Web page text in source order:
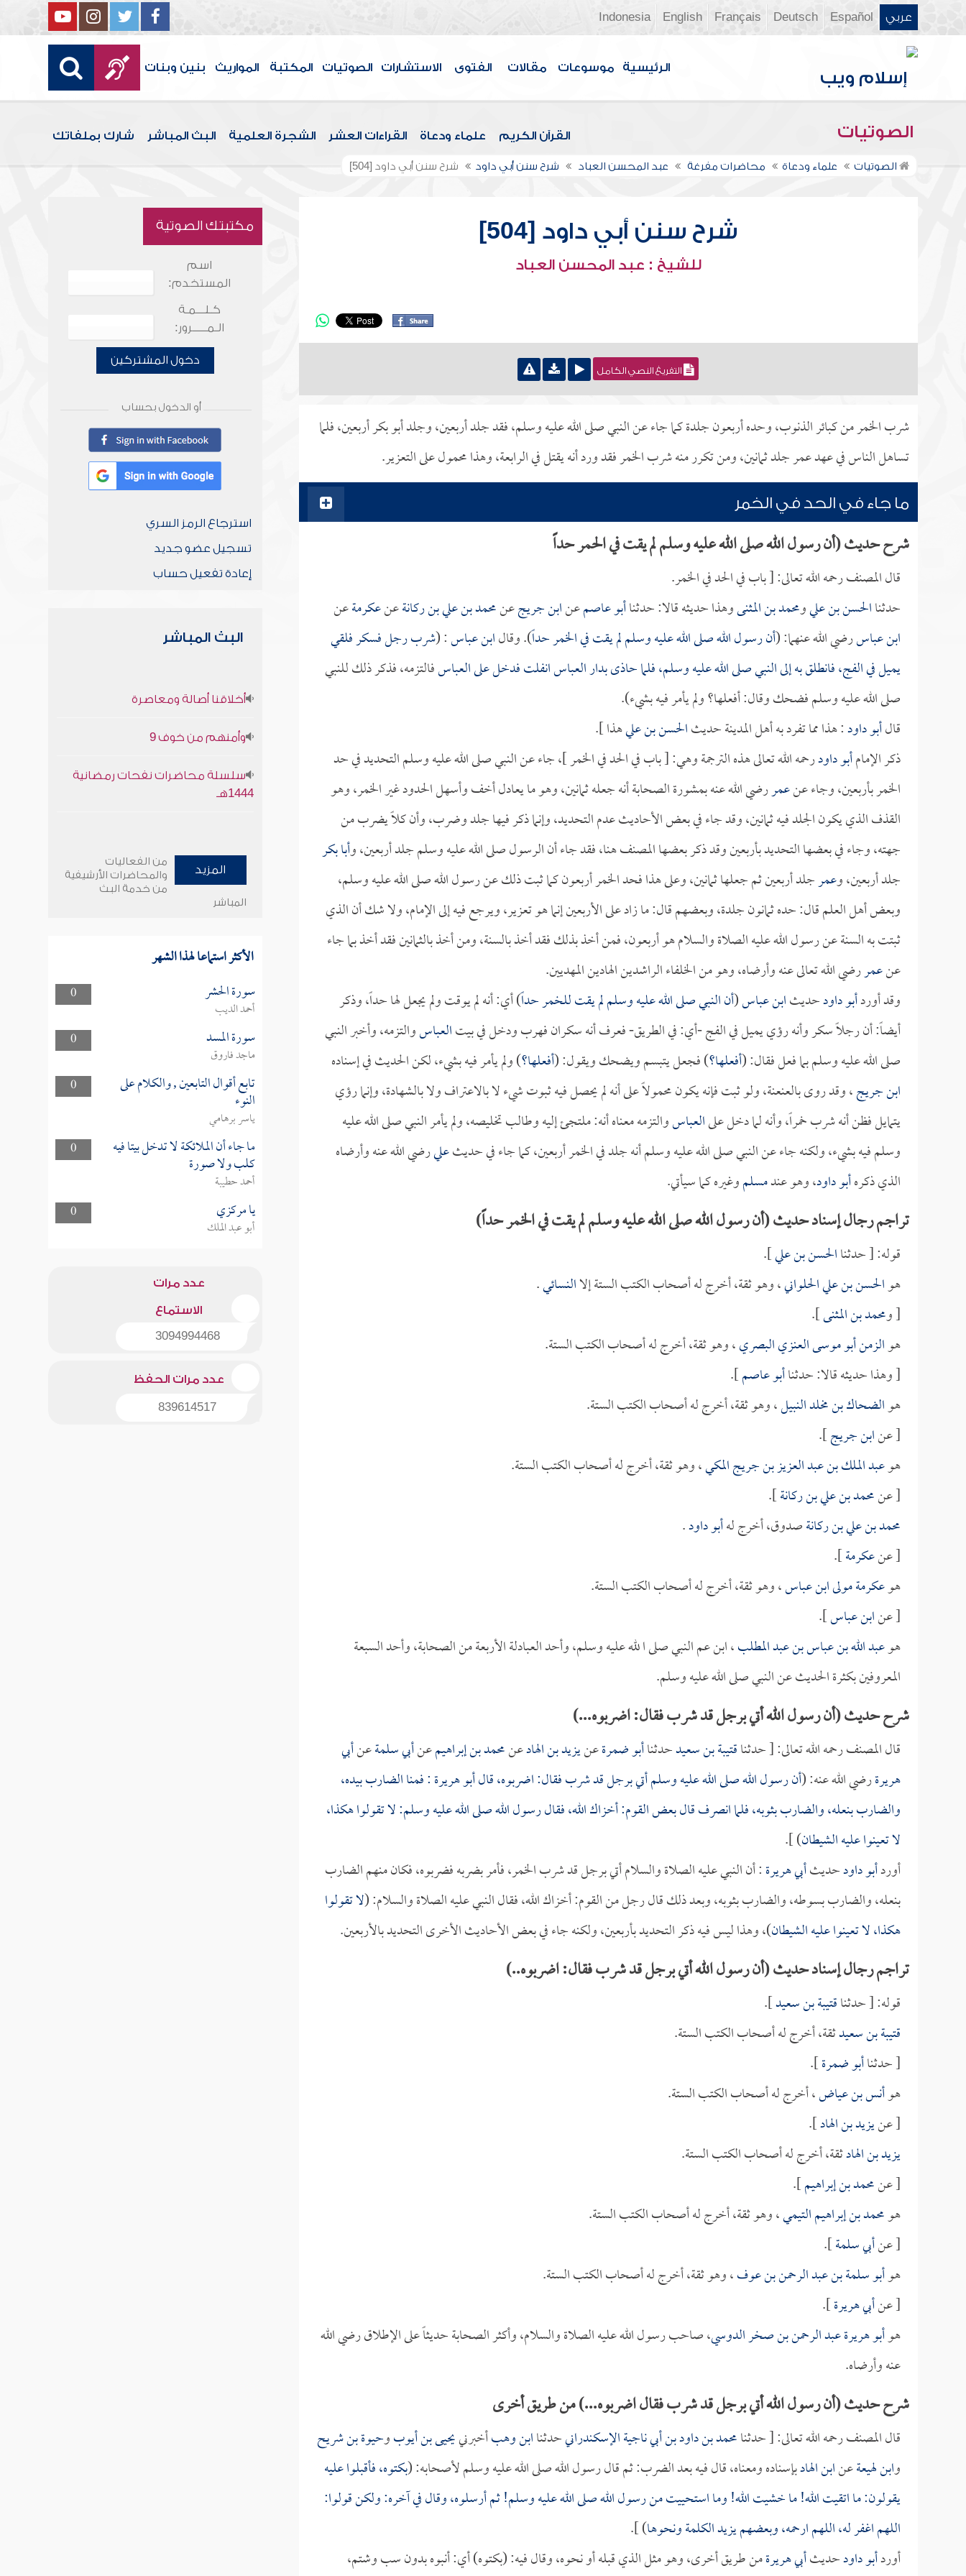
عربي Español
Deutsch
Français
English
Indonesia
الرئيسية موسوعات مقالات الفتوى الاستشارات الصوتيات المكتبة المواريث بنين وبنات
الصوتيات القرآن الكريم علماء ودعاة القراءات العشر الشجرة العلمية البث المباشر شارك بملفاتك
الصوتيات علماء ودعاة محاضرات مفرغة عبد المحسن العباد شرح سنن أبي داود شرح سنن أبي داود [504]
شرح سنن أبي داود [504]
للشيخ : عبد المحسن العباد
التفريغ النصي الكامل
شرب الخمر من كبائر الذنوب، وحده أربعون جلدة كما جاء عن النبي صلى الله عليه وسلم، فقد جلد أربعين، وجلد أبو بكر أربعين، فلما
تساهل الناس في عهد عمر جلد ثمانين، ومن تكرر منه شرب الخمر فقد ورد أنه يقتل في الرابعة، وهذا محمول على التعزير.
ما جاء في الحد في الخمر
شرح حديث (أن رسول الله صلى الله عليه وسلم لم يقت في الحمر حداً
قال المصنف رحمه الله تعالى: [ باب في الحد في الخمر.
حدثناالحسن بن عليومحمد بن المثنىوهذا حديثه قالا: حدثناأبو عاصمعنابن جريجعنمحمد بن علي بن ركانةعنعكرمةعن
ابن عباسرضي الله عنهما: (أن رسول الله صلى الله عليه وسلم لم يقت في الخمر حداً). وقالابن عباس: (شرب رجل فسكر فلقي
يميل في الفج، فانطلق به إلى النبي صلى الله عليه وسلم، فلما حاذى بدارالعباسانفلت فدخل علىالعباسفالتزمه، فذكر ذلك للنبي
صلى الله عليه وسلم فضحك وقال: أفعلها؟ ولم يأمر فيه بشيء).
قالأبو داود: هذا مما تفرد به أهل المدينة حديثالحسن بن عليهذا ].
ذكر الإمامأبو داودرحمه الله تعالى هذه الترجمة وهي: [ باب في الحد في الخمر ]، جاء عن النبي صلى الله عليه وسلم التحديد في حد
الخمر بأربعين، وجاء عنعمررضي الله عنه بمشورة الصحابة أنه جعله ثمانين، وهو ما يعادل أخف وأسهل الحدود غير الخمر، وهو
القذف الذي يكون الجلد فيه ثمانين، وقد جاء في بعض الأحاديث عدم التحديد، وإنما ذكر فيها جلد وضرب، وأن كلاً يضرب من
جهته، وجاء في بعضها التحديد بأربعين وقد ذكر بعضها المصنف هنا، فقد جاء أن الرسول صلى الله عليه وسلم جلد أربعين، وأبا بكر
جلد أربعين، وعمرجلد أربعين ثم جعلها ثمانين، وعلى هذا فحد الخمر أربعون كما ثبت ذلك عن رسول الله صلى الله عليه وسلم،
وبعض أهل العلم قال: حده ثمانون جلدة، وبعضهم قال: ما زاد على الأربعين إنما هو تعزير، ويرجع فيه إلى الإمام، ولا شك أن الذي
ثبتت به السنة عن رسول الله عليه الصلاة والسلام هو أربعون، فمن أخذ بذلك فقد أخذ بالسنة، ومن أخذ بالثمانين فقد أخذ بما جاء
عنعمررضي الله تعالى عنه وأرضاه، وهو من الخلفاء الراشدين الهادين المهديين.
وقد أوردأبو داودحديثابن عباس(أن النبي صلى الله عليه وسلم لم يقت للخمر حداً) أي: أنه لم يوقت ولم يجعل لها حداً، وذكر
أيضاً: أن رجلاً سكر وأنه رؤي يميل في الفج -أي: في الطريق- فعرف أنه سكران فهرب ودخل في بيتالعباسوالتزمه، وأخبر النبي
صلى الله عليه وسلم بما فعل فقال: (أفعلها؟) فجعل يتبسم ويضحك ويقول: (أفعلها؟) ولم يأمر فيه بشيء، لكن الحديث في إسناده
ابن جريج، وقد روى بالعنعنة، ولو ثبت فإنه يكون محمولاً على أنه لم يحصل فيه ثبوت شيء لا بالاعتراف ولا بالشهادة، وإنما رؤي
يتمايل فظن أنه شرب خمراً، وأنه لما دخل علىالعباسوالتزمه معناه أنه: ملتجئ إليه وطالب تخليصه، ولم يأمر النبي صلى الله عليه
وسلم فيه بشيء، ولكنه جاء عن النبي صلى الله عليه وسلم أنه جلد في الخمر أربعين، كما جاء في حديثعليرضي الله عنه وأرضاه
الذي ذكرهأبو داود، وهو عندمسلموغيره كما سيأتي.
تراجم رجال إسناد حديث (أن رسول الله صلى الله عليه وسلم لم يقت في الخمر حداً)
قوله: [ حدثناالحسن بن علي].
هوالحسن بن علي الحلواني، وهو ثقة، أخرج له أصحاب الكتب الستة إلاالنسائي.
[ ومحمد بن المثنى].
هوالزمن أبو موسى العنزي البصري، وهو ثقة، أخرج له أصحاب الكتب الستة.
[ وهذا حديثه قالا: حدثناأبو عاصم].
هوالضحاك بن مخلد النبيل، وهو ثقة، أخرج له أصحاب الكتب الستة.
[ عنابن جريج].
هوعبد الملك بن عبد العزيز بن جريج المكي، وهو ثقة، أخرج له أصحاب الكتب الستة.
[ عنمحمد بن علي بن ركانة].
محمد بن علي بن ركانةصدوق، أخرج لهأبو داود.
[ عنعكرمة].
هوعكرمة مولى ابن عباس، وهو ثقة، أخرج له أصحاب الكتب الستة.
[ عنابن عباس].
هوعبد الله بن عباس بن عبد المطلب، ابن عم النبي صلى ا لله عليه وسلم، وأحد العبادلة الأربعة من الصحابة، وأحد السبعة
المعروفين بكثرة الحديث عن النبي صلى الله عليه وسلم.
شرح حديث (أن رسول الله أتي برجل قد شرب فقال: اضربوه...)
قال المصنف رحمه الله تعالى: [ حدثناقتيبة بن سعيدحدثناأبو ضمرةعنيزيد بن الهادعنمحمد بن إبراهيمعنأبي سلمةعنأبي
هريرةرضي الله عنه: (أن رسول الله صلى الله عليه وسلم أتي برجل قد شرب فقال: اضربوه، قالأبو هريرة: فمنا الضارب بيده،
والضارب بنعله، والضارب بثوبه، فلما انصرف قال بعض القوم: أخزاك الله، فقال رسول الله صلى الله عليه وسلم: لا تقولوا هكذا،
لا تعينوا عليه الشيطان) ].
أوردأبو داودحديثأبي هريرة: أن النبي عليه الصلاة والسلام أتي برجل قد شرب الخمر، فأمر بضربه فضربوه، فكان منهم الضارب
بنعله، والضارب بسوطه، والضارب بثوبه، وبعد ذلك قال رجل من القوم: أخزاك الله، فقال النبي عليه الصلاة والسلام: (لا تقولوا
هكذا، لا تعينوا عليه الشيطان)، وهذا ليس فيه ذكر التحديد بأربعين، ولكنه جاء في بعض الأحاديث الأخرى التحديد بالأربعين.
تراجم رجال إسناد حديث (أن رسول الله أتي برجل قد شرب فقال: اضربوه..)
قوله: [ حدثناقتيبة بن سعيد].
قتيبة بن سعيدثقة، أخرج له أصحاب الكتب الستة.
[ حدثناأبو ضمرة].
هوأنس بن عياض، أخرج له أصحاب الكتب الستة.
[ عنيزيد بن الهاد].
يزيد بن الهادثقة، أخرج له أصحاب الكتب الستة.
[ عنمحمد بن إبراهيم].
هومحمد بن إبراهيم التيمي، وهو ثقة، أخرج له أصحاب الكتب الستة.
[ عنأبي سلمة].
هوأبو سلمة بن عبد الرحمن بن عوف، وهو ثقة، أخرج له أصحاب الكتب الستة.
[ عنأبي هريرة].
هوأبو هريرة عبد الرحمن بن صخر الدوسي، صاحب رسول الله عليه الصلاة والسلام، وأكثر الصحابة حديثاً على الإطلاق رضي الله
عنه وأرضاه.
شرح حديث (أن رسول الله أتي برجل قد شرب فقال اضربوه...) من طريق أخرى
قال المصنف رحمه الله تعالى: [ حدثنامحمد بن داود بن أبي ناجية الإسكندرانيحدثناابن وهبأخبرنييحيى بن أيوبوحيوة بن شريح
وابن لهيعةعنابن الهادبإسناده ومعناه، قال فيه بعد الضرب: ثم قال رسول الله صلى الله عليه وسلم لأصحابه: (بكتوه، فأقبلوا عليه
يقولون: ما اتقيت الله! ما خشيت الله! وما استحييت من رسول الله صلى الله عليه وسلم! ثم أرسلوه، وقال في آخره: ولكن قولوا:
اللهم اغفر له، اللهم ارحمه، وبعضهم يزيد الكلمة ونحوها) ].
أوردأبو داودحديثأبي هريرةمن طريق أخرى، وهو مثل الذي قبله أو نحوه، وقال فيه: (بكتوه) أي: أنبوه بدون سب وشتم،
مكتبتك الصوتية
اسم
المستخدم:
كـلـــمـة
الـمـــــرور:
دخول المشتركين
أو الدخول بحساب
استرجاع الرمز السري
تسجيل عضو جديد
إعادة تفعيل حساب
البث المباشر
أخلاقنا أصالة ومعاصرة
وأمنهم من خوف 9
سلسلة محاضرات نفحات رمضانية
1444هـ
المزيد
من الفعاليات
والمحاضرات الأرشيفية
من خدمة البث
المباشر
الأكثر استماعا لهذا الشهر
0 سورة الحشر
أحمد الديب
0
سورة المسد
ماجد فاروق
0
تابع أقوال التابعين , والكلام على
النوء
ياسر برهامي
0
ما جاء أن الملائكة لا تدخل بيتا فيه
كلب ولا صورة
أحمد حطيبة
0
يا مركزي
أبو عبد الملك
عدد مرات
الاستماع
3094994468
عدد مرات الحفظ
839614517